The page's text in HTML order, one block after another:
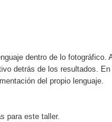
dentro de lo fotográfico.
detrás de los resultados.
del propio lenguaje.
para este taller.